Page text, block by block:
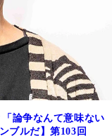
論争なんて意味ない
ブルだ】第103回